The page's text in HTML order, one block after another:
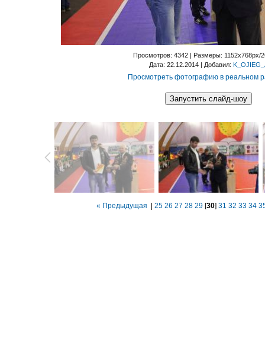
Просмотров: 4342 | Размеры: 1152x768px/
Дата: 22.12.2014 | Добавил:
Просмотреть фотографию в реальном
« Предыдущая 25 26 27 28 29 [30] 31 32 33 34